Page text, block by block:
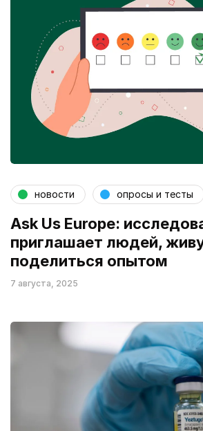
новости опросы и тесты
Ask Us Europe:
приглашает людей,
поделиться опытом
7 августа, 2025